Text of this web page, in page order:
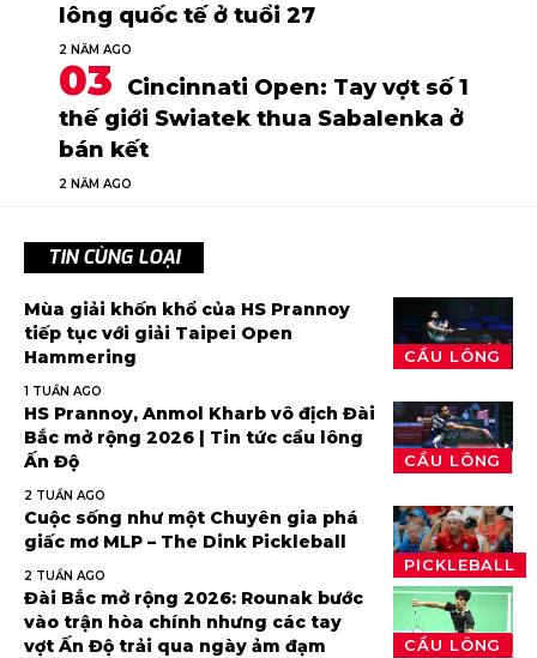
lông quốc tế ở tuổi 27
2 NĂM AGO
Cincinnati Open: Tay vợt số 1
thế giới Swiatek thua Sabalenka ở
bán kết
2 NĂM AGO
TIN CÙNG LOẠI
CẦU LÔNG
Mùa giải khốn khổ của HS Prannoy
tiếp tục với giải Taipei Open
Hammering
1 TUẦN AGO
CẦU LÔNG
HS Prannoy, Anmol Kharb vô địch Đài
Bắc mở rộng 2026 | Tin tức cầu lông
Ấn Độ
2 TUẦN AGO
PICKLEBALL
Cuộc sống như một Chuyên gia phá
giấc mơ MLP – The Dink Pickleball
2 TUẦN AGO
CẦU LÔNG
Đài Bắc mở rộng 2026: Rounak bước
vào trận hòa chính nhưng các tay
vợt Ấn Độ trải qua ngày ảm đạm